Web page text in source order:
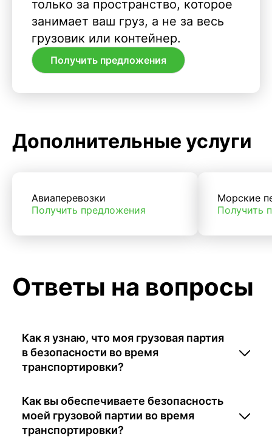
только за пространство, которое
занимает ваш груз, а не за весь
грузовик или контейнер.
Получить предложения
Дополнительные услуги
Авиаперевозки
Получить предложения
Морские
Получить
Ответы на вопросы
Как я узнаю, что моя грузовая партия
в безопасности во время
транспортировки?
Как вы обеспечиваете безопасность
моей грузовой партии во время
транспортировки?